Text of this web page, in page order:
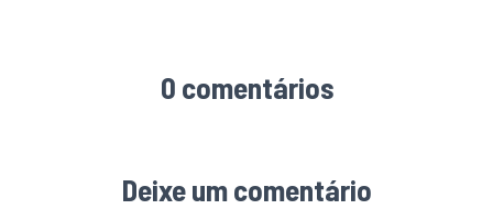
0 comentários
Deixe um comentário